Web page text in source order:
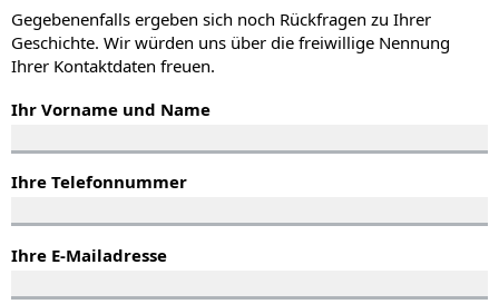
Gegebenenfalls ergeben sich noch Rückfragen zu Ihrer
Geschichte. Wir würden uns über die freiwillige Nennung
Ihrer Kontaktdaten freuen.
Ihr Vorname und Name
Ihre Telefonnummer
Ihre E-Mailadresse